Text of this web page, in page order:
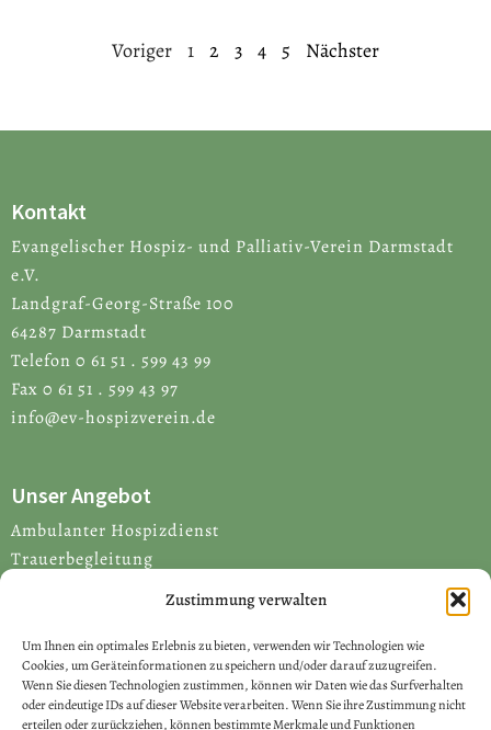
Zustimmung verwalten
Um Ihnen ein optimales Erlebnis zu bieten, verwenden wir Technologien wie
Cookies, um Geräteinformationen zu speichern und/oder darauf zuzugreifen.
Wenn Sie diesen Technologien zustimmen, können wir Daten wie das Surfverhalten
oder eindeutige IDs auf dieser Website verarbeiten. Wenn Sie ihre Zustimmung nicht
erteilen oder zurückziehen, können bestimmte Merkmale und Funktionen
Voriger 1 2 3 4 5 Nächster
Kontakt
Evangelischer Hospiz- und Palliativ-Verein Darmstadt
e.V.
Landgraf-Georg-Straße 100
64287 Darmstadt
Telefon 0 61 51 . 599 43 99
Fax 0 61 51 . 599 43 97
info@ev-hospizverein.de
Unser Angebot
Ambulanter Hospizdienst
Trauerbegleitung
Qualifizierung Ehrenamtlicher
Palliative Care Kolleg
Links